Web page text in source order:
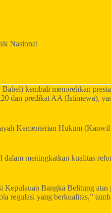
Nasional
kembali menorehkan
dan predikat AA (Istimewa),
Kementerian Hukum
meningkatkan kualitas
Bangka Belitung
regulasi yang berkualitas,”